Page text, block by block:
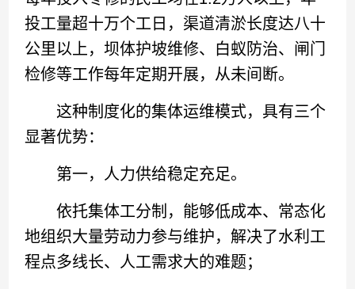
投工量超十万个工日，渠道清淤长度达八十
公里以上，坝体护坡维修、白蚁防治、闸门
检修等工作每年定期开展，从未间断。
这种制度化的集体运维模式，具有三个
显著优势：
第一，人力供给稳定充足。
依托集体工分制，能够低成本、常态化
地组织大量劳动力参与维护，解决了水利工
程点多线长、人工需求大的难题；